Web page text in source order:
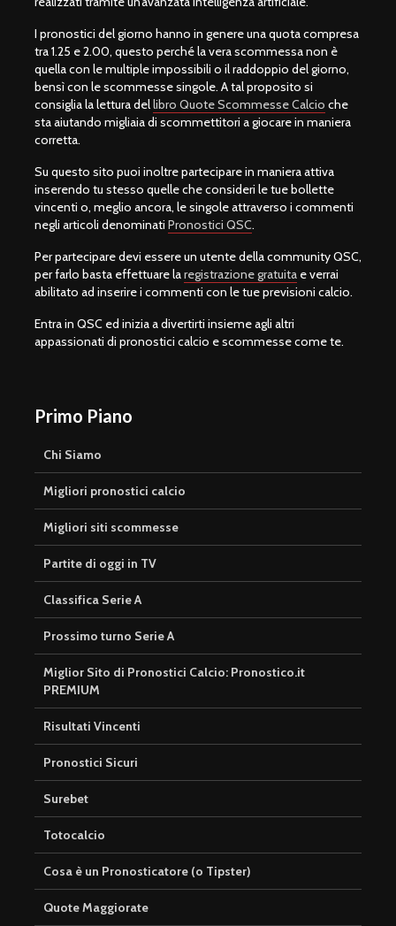
I pronostici del giorno hanno in genere una quota compresa
tra 1.25 e 2.00, questo perché la vera scommessa non è
quella con le multiple impossibili o il raddoppio del giorno,
bensì con le scommesse singole. A tal proposito si
consiglia la lettura dellibro Quote Scommesse Calcio che
sta aiutando migliaia di scommettitori a giocare in maniera
corretta.
Su questo sito puoi inoltre partecipare in maniera attiva
inserendo tu stesso quelle che consideri le tue bollette
vincenti o, meglio ancora, le singole attraverso i commenti
negli articoli denominati Pronostici QSC.
Per partecipare devi essere un utente della community QSC,
per farlo basta effettuare laregistrazione gratuita e verrai
abilitato ad inserire i commenti con le tue previsioni calcio.
Entra in QSC ed inizia a divertirti insieme agli altri
appassionati di pronostici calcio e scommesse come te.
Primo Piano
Chi Siamo
Migliori pronostici calcio
Migliori siti scommesse
Partite di oggi in TV
Classifica Serie A
Prossimo turno Serie A
Miglior Sito di Pronostici Calcio: Pronostico.it
PREMIUM
Risultati Vincenti
Pronostici Sicuri
Surebet
Totocalcio
Cosa è un Pronosticatore (o Tipster)
Quote Maggiorate